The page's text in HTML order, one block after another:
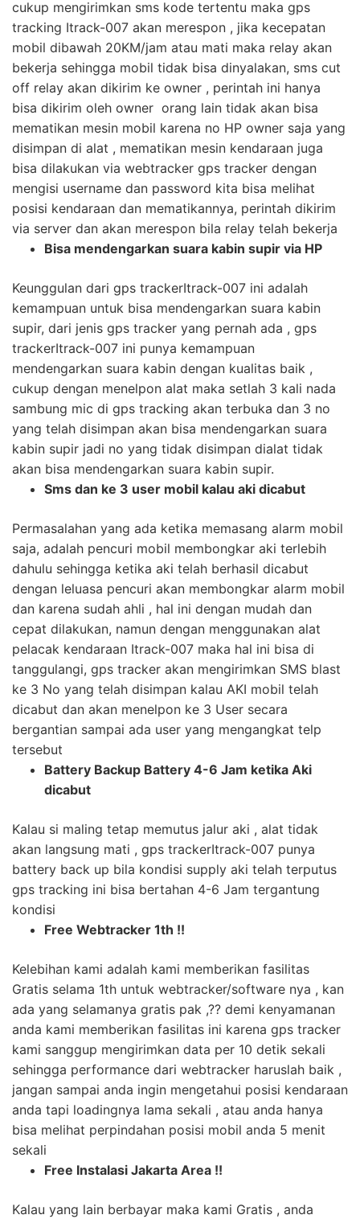
cukup mengirimkan sms kode tertentu maka gps
tracking Itrack-007 akan merespon , jika kecepatan
mobil dibawah 20KM/jam atau mati maka relay akan
bekerja sehingga mobil tidak bisa dinyalakan, sms cut
off relay akan dikirim ke owner , perintah ini hanya
bisa dikirim oleh owner orang lain tidak akan bisa
mematikan mesin mobil karena no HP owner saja yang
disimpan di alat , mematikan mesin kendaraan juga
bisa dilakukan via webtracker gps tracker dengan
mengisi username dan password kita bisa melihat
posisi kendaraan dan mematikannya, perintah dikirim
via server dan akan merespon bila relay telah bekerja
Bisa mendengarkan suara kabin supir via HP
Keunggulan dari gps trackerItrack-007 ini adalah
kemampuan untuk bisa mendengarkan suara kabin
supir, dari jenis gps tracker yang pernah ada , gps
trackerItrack-007 ini punya kemampuan
mendengarkan suara kabin dengan kualitas baik ,
cukup dengan menelpon alat maka setlah 3 kali nada
sambung mic di gps tracking akan terbuka dan 3 no
yang telah disimpan akan bisa mendengarkan suara
kabin supir jadi no yang tidak disimpan dialat tidak
akan bisa mendengarkan suara kabin supir.
Sms dan ke 3 user mobil kalau aki dicabut
Permasalahan yang ada ketika memasang alarm mobil
saja, adalah pencuri mobil membongkar aki terlebih
dahulu sehingga ketika aki telah berhasil dicabut
dengan leluasa pencuri akan membongkar alarm mobil
dan karena sudah ahli , hal ini dengan mudah dan
cepat dilakukan, namun dengan menggunakan alat
pelacak kendaraan Itrack-007 maka hal ini bisa di
tanggulangi, gps tracker akan mengirimkan SMS blast
ke 3 No yang telah disimpan kalau AKI mobil telah
dicabut dan akan menelpon ke 3 User secara
bergantian sampai ada user yang mengangkat telp
tersebut
Battery Backup Battery 4-6 Jam ketika Aki
dicabut
Kalau si maling tetap memutus jalur aki , alat tidak
akan langsung mati , gps trackerItrack-007 punya
battery back up bila kondisi supply aki telah terputus
gps tracking ini bisa bertahan 4-6 Jam tergantung
kondisi
Free Webtracker 1th !!
Kelebihan kami adalah kami memberikan fasilitas
Gratis selama 1th untuk webtracker/software nya , kan
ada yang selamanya gratis pak ,?? demi kenyamanan
anda kami memberikan fasilitas ini karena gps tracker
kami sanggup mengirimkan data per 10 detik sekali
sehingga performance dari webtracker haruslah baik ,
jangan sampai anda ingin mengetahui posisi kendaraan
anda tapi loadingnya lama sekali , atau anda hanya
bisa melihat perpindahan posisi mobil anda 5 menit
sekali
Free Instalasi Jakarta Area !!
Kalau yang lain berbayar maka kami Gratis , anda